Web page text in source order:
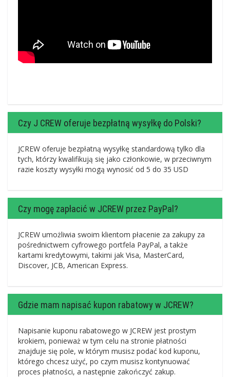
Czy J CREW oferuje bezpłatną wysyłkę do Polski?
JCREW oferuje bezpłatną wysyłkę standardową tylko dla
tych, którzy kwalifikują się jako członkowie, w przeciwnym
razie koszty wysyłki mogą wynosić od 5 do 35 USD
Czy mogę zapłacić w JCREW przez PayPal?
JCREW umożliwia swoim klientom płacenie za zakupy za
pośrednictwem cyfrowego portfela PayPal, a także
kartami kredytowymi, takimi jak Visa, MasterCard,
Discover, JCB, American Express.
Gdzie mam napisać kupon rabatowy w JCREW?
Napisanie kuponu rabatowego w JCREW jest prostym
krokiem, ponieważ w tym celu na stronie płatności
znajduje się pole, w którym musisz podać kod kuponu,
którego chcesz użyć, po czym musisz kontynuować
proces płatności, a następnie zakończyć zakup.